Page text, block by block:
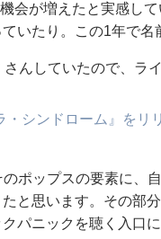
会が増えたと実感し
いたり。この1年で
んしていたので、ラ
シンドローム』をリ
ポップスの要素に、
と思います。その部
パニックを聴く入口